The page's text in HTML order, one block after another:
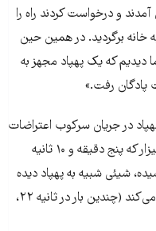
و درخواست کردند راه را
خانه برگردید. در همین حین
دیدیم که یک پهپاد مجهز به
پادگان رفت.»
در جریان سرکوب اعتراضات
آبان ۹۸ نیست اما در ویدئوی اصلی کشتار نیزار که پنج دقیقه و ۱۰ ثانیه
شیئی شبیه به پهپاد دیده
می‌شود که با سرعت از مقابل دوربین عبور می‌کند (چندین بار در ثانیه ۲۲،